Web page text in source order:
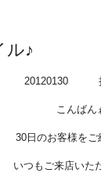
ル♪
20120130 担
こんばん
30日のお客様を
いつもご来店いた